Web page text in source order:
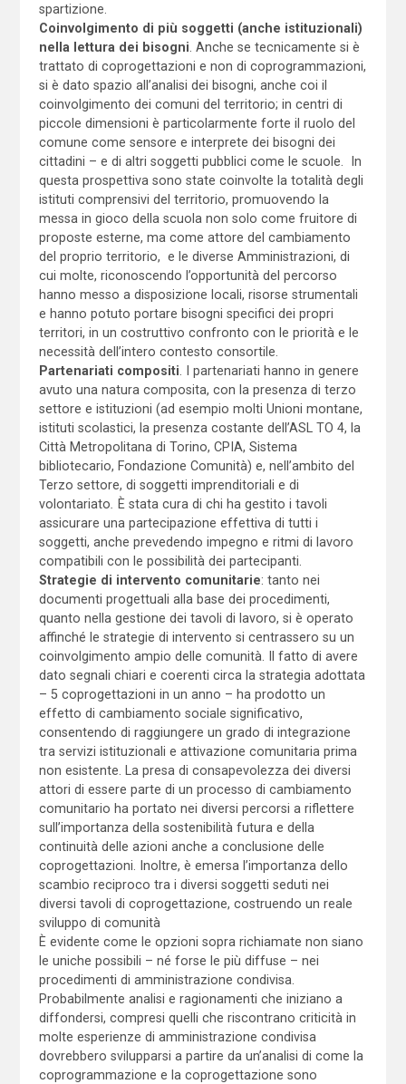
spartizione.
Coinvolgimento di più soggetti (anche istituzionali)
nella lettura dei bisogni. Anche se tecnicamente si è
trattato di coprogettazioni e non di coprogrammazioni,
si è dato spazio all’analisi dei bisogni, anche coi il
coinvolgimento dei comuni del territorio; in centri di
piccole dimensioni è particolarmente forte il ruolo del
comune come sensore e interprete dei bisogni dei
cittadini – e di altri soggetti pubblici come le scuole. In
questa prospettiva sono state coinvolte la totalità degli
istituti comprensivi del territorio, promuovendo la
messa in gioco della scuola non solo come fruitore di
proposte esterne, ma come attore del cambiamento
del proprio territorio, e le diverse Amministrazioni, di
cui molte, riconoscendo l’opportunità del percorso
hanno messo a disposizione locali, risorse strumentali
e hanno potuto portare bisogni specifici dei propri
territori, in un costruttivo confronto con le priorità e le
necessità dell’intero contesto consortile.
Partenariati compositi. I partenariati hanno in genere
avuto una natura composita, con la presenza di terzo
settore e istituzioni (ad esempio molti Unioni montane,
istituti scolastici, la presenza costante dell’ASL TO 4, la
Città Metropolitana di Torino, CPIA, Sistema
bibliotecario, Fondazione Comunità) e, nell’ambito del
Terzo settore, di soggetti imprenditoriali e di
volontariato. È stata cura di chi ha gestito i tavoli
assicurare una partecipazione effettiva di tutti i
soggetti, anche prevedendo impegno e ritmi di lavoro
compatibili con le possibilità dei partecipanti.
Strategie di intervento comunitarie: tanto nei
documenti progettuali alla base dei procedimenti,
quanto nella gestione dei tavoli di lavoro, si è operato
affinché le strategie di intervento si centrassero su un
coinvolgimento ampio delle comunità. Il fatto di avere
dato segnali chiari e coerenti circa la strategia adottata
– 5 coprogettazioni in un anno – ha prodotto un
effetto di cambiamento sociale significativo,
consentendo di raggiungere un grado di integrazione
tra servizi istituzionali e attivazione comunitaria prima
non esistente. La presa di consapevolezza dei diversi
attori di essere parte di un processo di cambiamento
comunitario ha portato nei diversi percorsi a riflettere
sull’importanza della sostenibilità futura e della
continuità delle azioni anche a conclusione delle
coprogettazioni. Inoltre, è emersa l’importanza dello
scambio reciproco tra i diversi soggetti seduti nei
diversi tavoli di coprogettazione, costruendo un reale
sviluppo di comunità
È evidente come le opzioni sopra richiamate non siano
le uniche possibili – né forse le più diffuse – nei
procedimenti di amministrazione condivisa.
Probabilmente analisi e ragionamenti che iniziano a
diffondersi, compresi quelli che riscontrano criticità in
molte esperienze di amministrazione condivisa
dovrebbero svilupparsi a partire da un’analisi di come la
coprogrammazione e la coprogettazione sono